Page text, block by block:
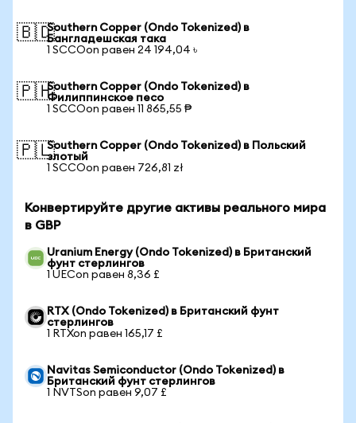
🇧🇩Southern Copper (Ondo Tokenized) в
Бангладешская така
1 SCCOon равен 24 194,04 ৳
🇵🇭Southern Copper (Ondo Tokenized) в
Филиппинское песо
1 SCCOon равен 11 865,55 ₱
🇵🇱Southern Copper (Ondo Tokenized) в Польский
злотый
1 SCCOon равен 726,81 zł
Конвертируйте другие активы реального мира
в GBP
Uranium Energy (Ondo Tokenized) в Британский
фунт стерлингов
1 UECon равен 8,36 £
RTX (Ondo Tokenized) в Британский фунт
стерлингов
1 RTXon равен 165,17 £
Navitas Semiconductor (Ondo Tokenized) в
Британский фунт стерлингов
1 NVTSon равен 9,07 £